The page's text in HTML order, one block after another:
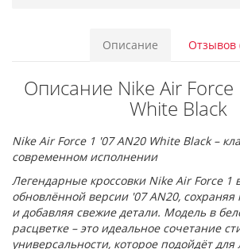
Описание Отзывов
Описание Nike Air
White Black
Nike Air Force 1 '07 AN20 White Black –
современном исполнении
Легендарные кроссовки Nike Air Force 1
обновлённой версии '07 AN20, сохраняя
и добавляя свежие детали. Модель в
расцветке – это идеальное сочетание
универсальности, которое подойдёт для